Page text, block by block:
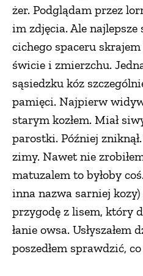
żer. Podglądam przez
im zdjęcia. Ale najlepsze
cichego spaceru skrajem
świcie i zmierzchu.
sąsiedzku kóz
pamięci. Najpierw
starym kozłem. Miał
parostki. Później
zimy. Nawet nie
matuzalem to byłoby
inna nazwa sarniej
przygodę z lisem, który
łanie owsa.
poszedłem sprawdzić,